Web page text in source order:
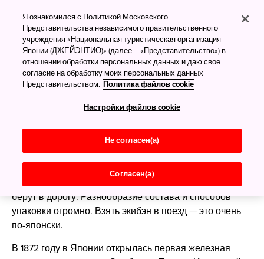
Японская культура
обедов экибэн
Лучшие блюда в дорогу
Японию связывает воедино обширная
железнодорожная сеть ультрасовременных
синкансэнов и комфортабельных местных поездов.
Этот транспорт очень востребован, а в сочетании с
традиционной кухней даже породил особую культуру
питания. Экибэн — это обеды в коробке, которые
берут в дорогу. Разнообразие состава и способов
упаковки огромно. Взять экибэн в поезд — это очень
по-японски.
В 1872 году в Японии открылась первая железная
Я ознакомился с Политикой Московского
Представительства независимого правительственного
учреждения «Национальная туристическая организация
Японии (ДЖЕЙЭНТИО)» (далее – «Представительство») в
отношении обработки персональных данных и даю свое
согласие на обработку моих персональных данных
Представительством. Политика файлов cookie
Настройки файлов cookie
Не согласен(а)
Согласен(а)